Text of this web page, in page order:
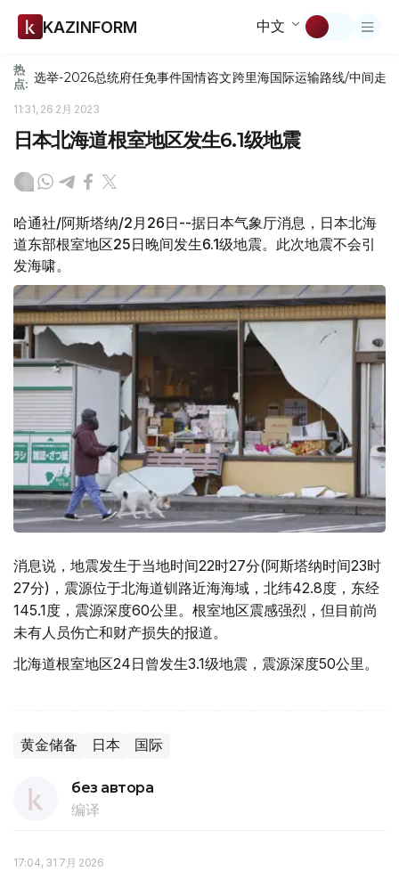
KAZINFORM 中文
热
点: 选举-2026总统府任免事件国情咨文跨里海国际运输路线/中间走廊
11:31, 26 2月 2023
日本北海道根室地区发生6.1级地震
哈通社/阿斯塔纳/2月26日--据日本气象厅消息，日本北海
道东部根室地区25日晚间发生6.1级地震。此次地震不会引
发海啸。
消息说，地震发生于当地时间22时27分(阿斯塔纳时间23时
27分)，震源位于北海道钏路近海海域，北纬42.8度，东经
145.1度，震源深度60公里。根室地区震感强烈，但目前尚
未有人员伤亡和财产损失的报道。
北海道根室地区24日曾发生3.1级地震，震源深度50公里。
黄金储备 日本 国际
без автора
编译
17:04, 31 7月 2026